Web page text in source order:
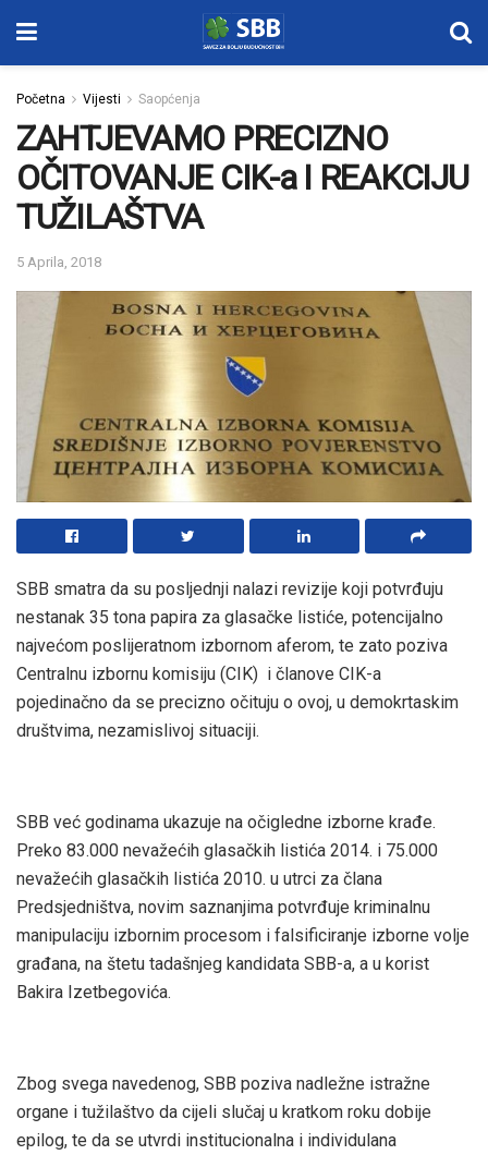
Početna Vijesti Saopćenja
ZAHTJEVAMO PRECIZNO
OČITOVANJE CIK-a I REAKCIJU
TUŽILAŠTVA
5 Aprila, 2018
SBB smatra da su posljednji nalazi revizije koji potvrđuju
nestanak 35 tona papira za glasačke listiće, potencijalno
najvećom poslijeratnom izbornom aferom, te zato poziva
Centralnu izbornu komisiju (CIK) i članove CIK-a
pojedinačno da se precizno očituju o ovoj, u demokrtaskim
društvima, nezamislivoj situaciji.
SBB već godinama ukazuje na očigledne izborne krađe.
Preko 83.000 nevažećih glasačkih listića 2014. i 75.000
nevažećih glasačkih listića 2010. u utrci za člana
Predsjedništva, novim saznanjima potvrđuje kriminalnu
manipulaciju izbornim procesom i falsificiranje izborne volje
građana, na štetu tadašnjeg kandidata SBB-a, a u korist
Bakira Izetbegovića.
Zbog svega navedenog, SBB poziva nadležne istražne
organe i tužilaštvo da cijeli slučaj u kratkom roku dobije
epilog, te da se utvrdi institucionalna i individulana